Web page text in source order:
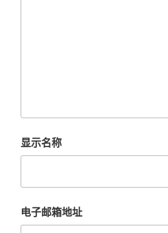
显示名称
电子邮箱地址